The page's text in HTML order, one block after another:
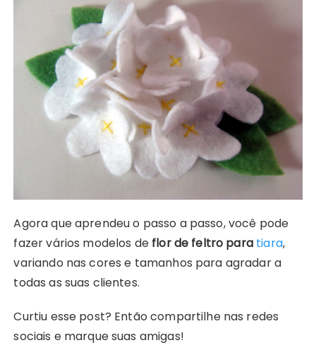
Agora que aprendeu o passo a passo, você pode
fazer vários modelos de flor de feltro para tiara,
variando nas cores e tamanhos para agradar a
todas as suas clientes.
Curtiu esse post? Então compartilhe nas redes
sociais e marque suas amigas!